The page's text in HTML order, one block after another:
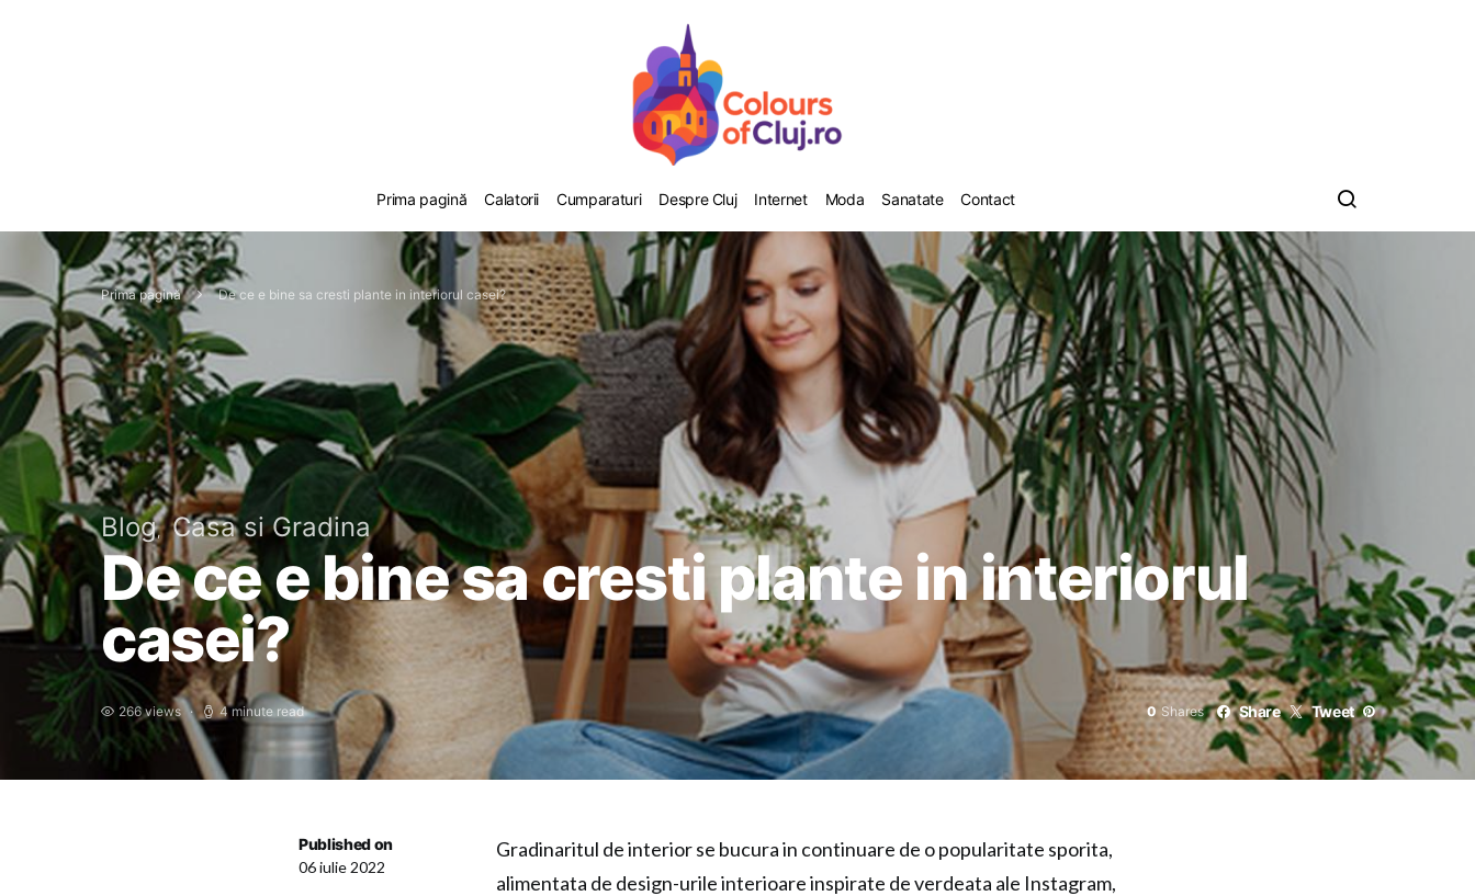
Prima pagină Calatorii Cumparaturi Despre Cluj Internet Moda Sanatate Contact
Prima pagină De ce e bine sa cresti plante in interiorul casei?
Blog Casa si Gradina
De ce e bine sa cresti plante in interiorul
casei?
266 views 4 minute read 0 Shares Share Tweet
Published on
06 iulie 2022
Gradinaritul de interior se bucura in continuare de o popularitate sporita,
alimentata de design-urile interioare inspirate de verdeata ale Instagram,